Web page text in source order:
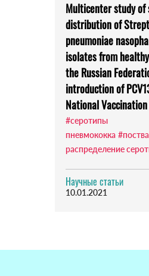
Multicenter study of
distribution of
pneumoniae
isolates from
the Russian
introduction of
National
#серотипы
пневмококка
распределение
Научные статьи
10.01.2021